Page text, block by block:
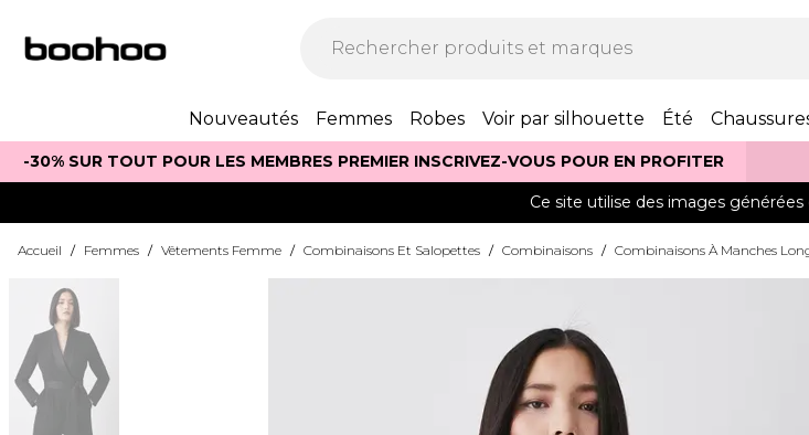
Nouveautés Femmes Robes Voir par silhouette Été
-30% SUR TOUT POUR LES MEMBRES PREMIER INSCRIVEZ-VOUS POUR EN PROFITER
Ce site utilise des images
Accueil / Femmes / Vêtements Femme / Combinaisons Et Salopettes / Combinaisons / Combinaisons À Manches